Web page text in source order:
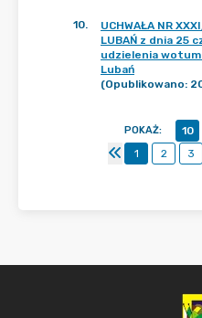
10.
UCHWAŁA NR
LUBAŃ z dnia 25
udzielenia
Lubań
(Opublikowano:
POKAŻ: 10
1
2 3